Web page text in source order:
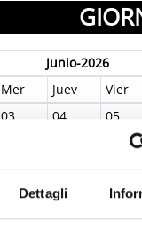
Dettagli
Junio-2026
Mer Juev Vier
03 04 05
17 18 19
25 26
01 02 03